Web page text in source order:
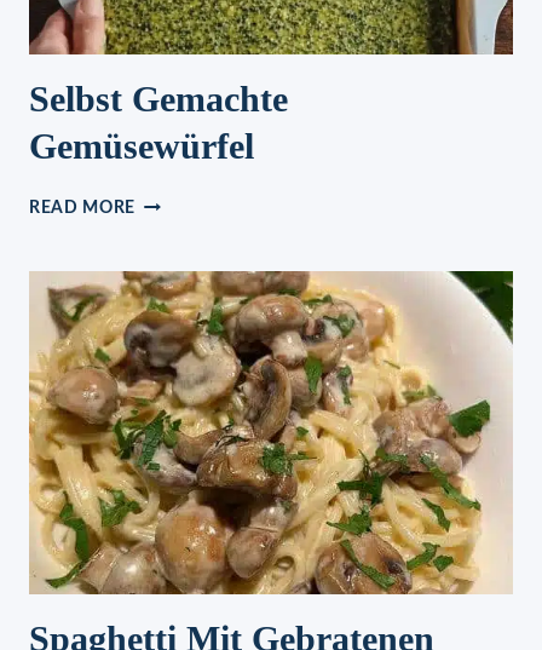
Selbst Gemachte
Gemüsewürfel
READ MORE SELBST
Spaghetti Mit Gebratenen